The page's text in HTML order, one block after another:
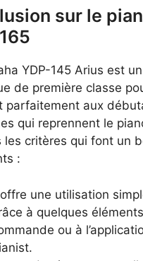
sur le
YDP-145 Arius est
de première classe
parfaitement aux
qui reprennent le
les critères qui font un
:
une utilisation
à quelques
ou à